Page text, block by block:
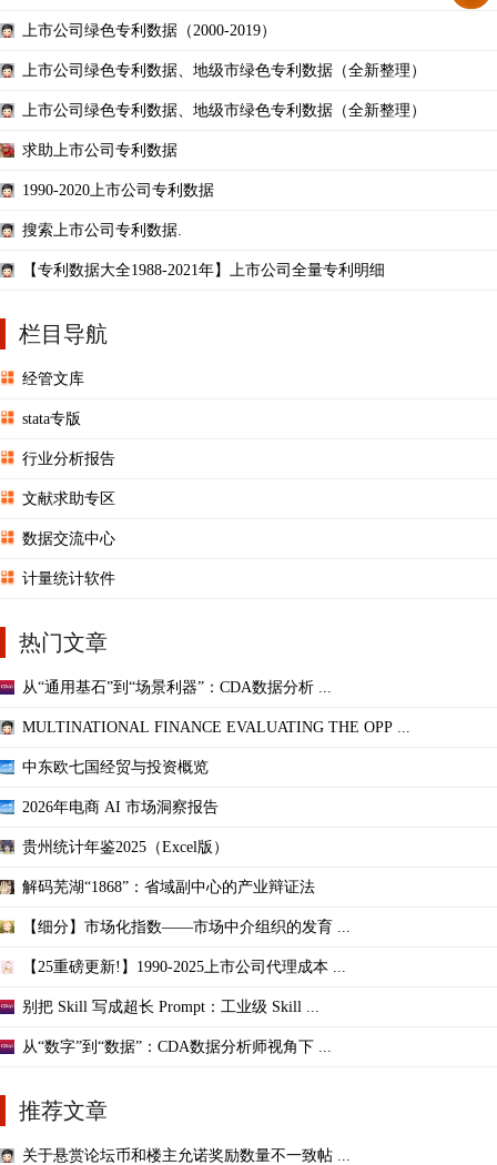
上市公司绿色专利数据（2000-2019）
上市公司绿色专利数据、地级市绿色专利数据（全新整理）
上市公司绿色专利数据、地级市绿色专利数据（全新整理）
求助上市公司专利数据
1990-2020上市公司专利数据
搜索上市公司专利数据.
【专利数据大全1988-2021年】上市公司全量专利明细
栏目导航
经管文库
stata专版
行业分析报告
文献求助专区
数据交流中心
计量统计软件
热门文章
从“通用基石”到“场景利器”：CDA数据分析 ...
MULTINATIONAL FINANCE EVALUATING THE OPP ...
中东欧七国经贸与投资概览
2026年电商 AI 市场洞察报告
贵州统计年鉴2025（Excel版）
解码芜湖“1868”：省域副中心的产业辩证法
【细分】市场化指数——市场中介组织的发育 ...
【25重磅更新!】1990-2025上市公司代理成本 ...
别把 Skill 写成超长 Prompt：工业级 Skill ...
从“数字”到“数据”：CDA数据分析师视角下 ...
推荐文章
关于悬赏论坛币和楼主允诺奖励数量不一致帖 ...